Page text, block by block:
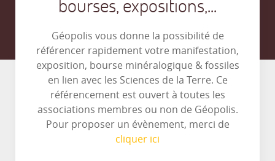
Géopolis vous donne la possibilité de
référencer rapidement votre manifestation,
exposition, bourse minéralogique & fossiles
en lien avec les Sciences de la Terre. Ce
référencement est ouvert à toutes les
associations membres ou non de Géopolis.
Pour proposer un évènement, merci de
cliquer ici